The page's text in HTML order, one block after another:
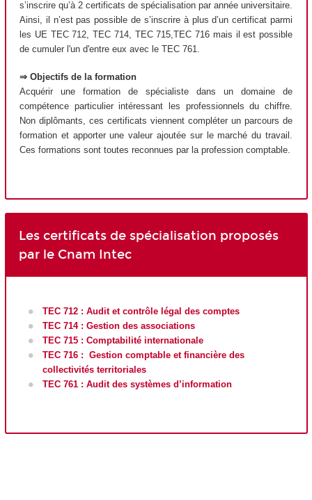
s’inscrire qu’à 2 certificats de spécialisation par année universitaire.
Ainsi, il n’est pas possible de s’inscrire à plus d’un certificat parmi
les UE TEC 712, TEC 714, TEC 715,TEC 716 mais il est possible
de cumuler l'un d'entre eux avec le TEC 761.
⇒ Objectifs de la formation
Acquérir une formation de spécialiste dans un domaine de
compétence particulier intéressant les professionnels du chiffre.
Non diplômants, ces certificats viennent compléter un parcours de
formation et apporter une valeur ajoutée sur le marché du travail.
Ces formations sont toutes reconnues par la profession comptable.
Les certificats de spécialisation proposés
par le Cnam Intec
TEC 712 : Audit et contrôle légal des comptes
TEC 714 : Gestion des associations
TEC 715 : Comptabilité internationale
TEC 716 : Gestion comptable et financière des
collectivités territoriales
TEC 761 : Audit des systèmes d’information